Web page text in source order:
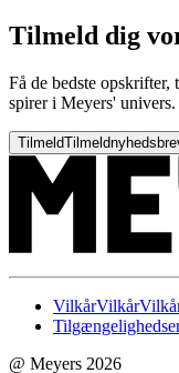
Tilmeld dig
Få de bedste
spirer i Meyers' univers.
TilmeldTilmeld
VilkårVilkår
@ Meyers 2026